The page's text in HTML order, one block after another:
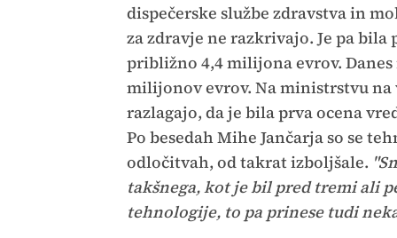
dispečerske službe zdravstva in
za zdravje ne razkrivajo. Je pa
približno 4,4 milijona evrov.
milijonov evrov. Na ministrstvu
razlagajo, da je bila prva ocena
Po besedah Mihe Jančarja so se
odločitvah, od takrat izboljšale.
takšnega, kot je bil pred tremi ali
tehnologije, to pa prinese tudi